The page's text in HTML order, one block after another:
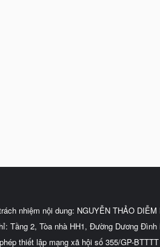
nhiệm nội dung: NGUYỄN THẢO DIỄM
Tầng 2, Tòa nhà HH1, Đường Dương
thiết lập mạng xã hội số 355/GP-